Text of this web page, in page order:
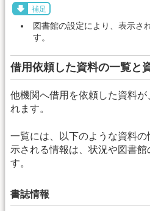
補足
図書館の設定により、表示さ
す。
借用依頼した資料の一覧と
他機関へ借用を依頼した資料
れます。
一覧には、以下のような資料
示される情報は、状況や図書館
す。
書誌情報